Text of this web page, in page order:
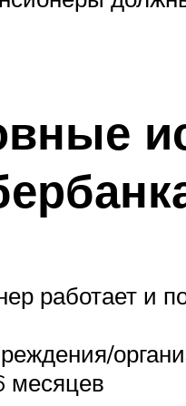
работает и
месяцев